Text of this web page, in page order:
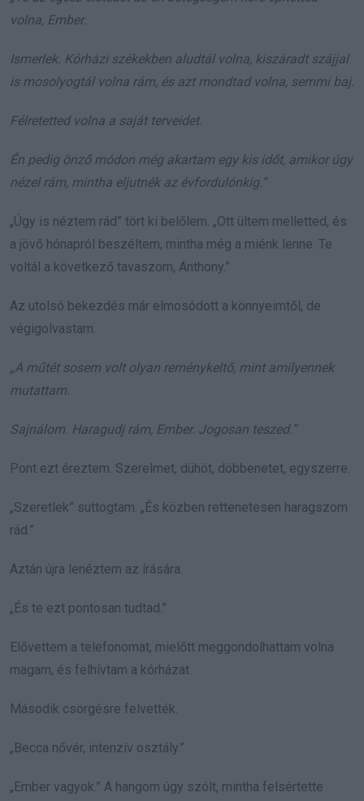
volna, Ember.
Ismerlek. Kórházi székekben aludtál volna, kiszáradt szájjal
is mosolyogtál volna rám, és azt mondtad volna, semmi baj.
Félretetted volna a saját terveidet.
Én pedig önző módon még akartam egy kis időt, amikor úgy
nézel rám, mintha eljutnék az évfordulónkig.”
„Úgy is néztem rád” tört ki belőlem. „Ott ültem melletted, és
a jövő hónapról beszéltem, mintha még a miénk lenne. Te
voltál a következő tavaszom, Anthony.”
Az utolsó bekezdés már elmosódott a könnyeimtől, de
végigolvastam.
„A műtét sosem volt olyan reménykeltő, mint amilyennek
mutattam.
Sajnálom. Haragudj rám, Ember. Jogosan teszed.”
Pont ezt éreztem. Szerelmet, dühöt, döbbenetet, egyszerre.
„Szeretlek” suttogtam. „És közben rettenetesen haragszom
rád.”
Aztán újra lenéztem az írására.
„És te ezt pontosan tudtad.”
Elővettem a telefonomat, mielőtt meggondolhattam volna
magam, és felhívtam a kórházat.
Második csörgésre felvették.
„Becca nővér, intenzív osztály.”
„Ember vagyok.” A hangom úgy szólt, mintha felsértette